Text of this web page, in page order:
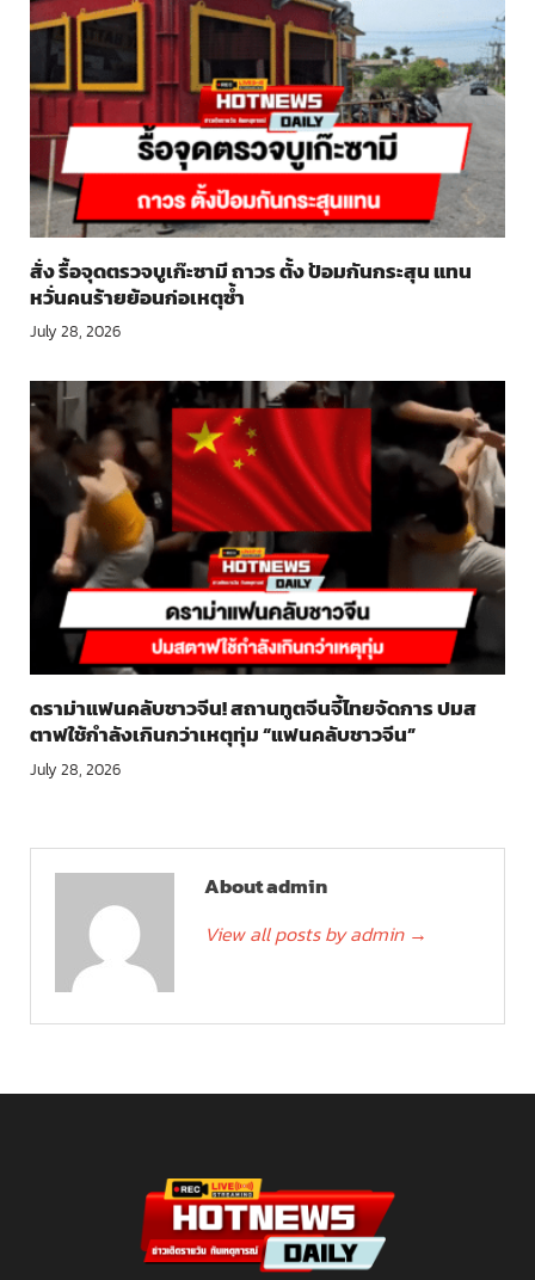
สั่ง รื้อจุดตรวจบูเก๊ะซามี ถาวร ตั้ง ป้อมกันกระสุน แทน
หวั่นคนร้ายย้อนก่อเหตุซ้ำ
July 28, 2026
ดราม่าแฟนคลับชาวจีน! สถานทูตจีนจี้ไทยจัดการ ปมส
ตาฟใช้กำลังเกินกว่าเหตุทุ่ม “แฟนคลับชาวจีน”
July 28, 2026
About admin
View all posts by admin →